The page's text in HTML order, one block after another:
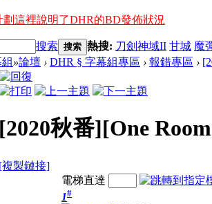
這裡說明了DHR的BD發佈狀況
搜索 搜索 熱搜: 刀劍神域II 甘城 魔
»論壇 › DHR § 字幕組專區 › 報錯專區 ›
[2020秋番][One
[複製鏈接]
電梯直達
1#